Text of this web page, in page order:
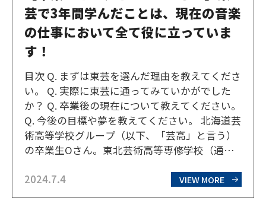
芸で3年間学んだことは、現在の音楽
の仕事において全て役に立っていま
す！
目次 Q. まずは東芸を選んだ理由を教えてくださ
い。 Q. 実際に東芸に通ってみていかがでした
か？ Q. 卒業後の現在について教えてください。
Q. 今後の目標や夢を教えてください。 北海道芸
術高等学校グループ（以下、「芸高」と言う）
の卒業生Oさん。東北芸術高等専修学校（通
し、今は作曲家・編曲家として活動しているO
さんに、東芸時代や今後の展望などを伺って
2024.7.4 VIEW MORE